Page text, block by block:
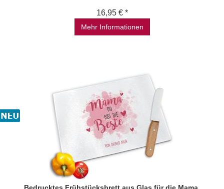
16,95 € *
Mehr Informationen